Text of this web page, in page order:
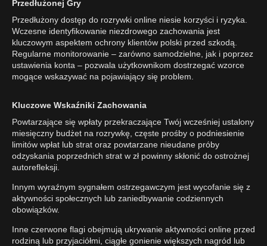
Przedłużonej Gry
Przedłużony dostęp do rozrywki online niesie korzyści i ryzyka.
Wczesne identyfikowanie niezdrowego zachowania jest
kluczowym aspektem ochrony klientów polski przed szkodą.
Regularne monitorowanie – zarówno samodzielne, jak i poprzez
ustawienia konta – pozwala użytkownikom dostrzegać wzorce
mogące wskazywać na pojawiający się problem.
Kluczowe Wskaźniki Zachowania
Powtarzające się wpłaty przekraczające Twój wcześniej ustalony
miesięczny budżet na rozrywkę, częste prośby o podniesienie
limitów wpłat lub strat oraz powtarzane nieudane próby
odzyskania poprzednich strat w zł powinny skłonić do ostrożnej
autorefleksji.
Innym wyraźnym sygnałem ostrzegawczym jest wycofanie się z
aktywności społecznych lub zaniedbywanie codziennych
obowiązków.
Inne czerwone flagi obejmują ukrywanie aktywności online przed
rodziną lub przyjaciółmi, ciągłe gonienie większych nagród lub